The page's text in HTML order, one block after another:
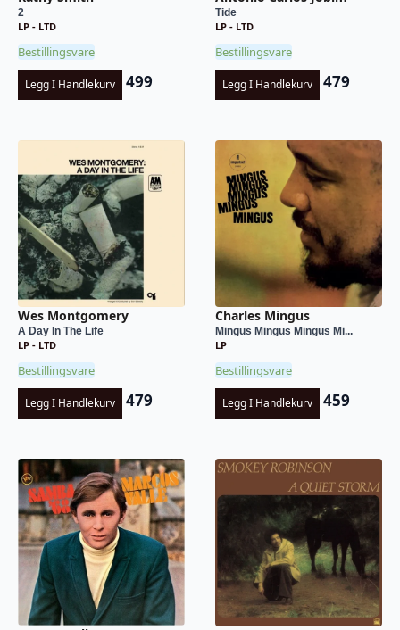
2
LP - LTD
Bestillingsvare
Legg I Handlekurv 499
Tide
LP - LTD
Bestillingsvare
Legg I Handlekurv 479
Wes Montgomery
A Day In The Life
LP - LTD
Bestillingsvare
Legg I Handlekurv 479
Charles Mingus
Mingus Mingus Mingus Mi...
LP
Bestillingsvare
Legg I Handlekurv 459